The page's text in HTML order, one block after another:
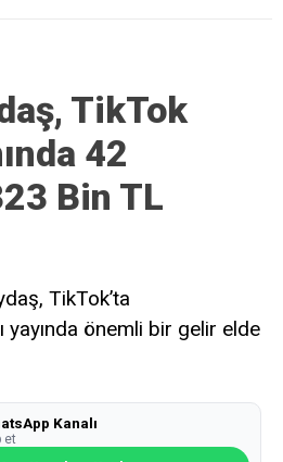
TikTok
42
Bin TL
TikTok’ta
yayında önemli bir gelir elde
Kanalı
et